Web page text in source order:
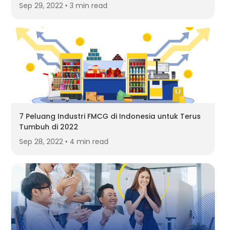
Sep 29, 2022 • 3 min read
7 Peluang Industri FMCG di Indonesia untuk Terus
Tumbuh di 2022
Sep 28, 2022 • 4 min read